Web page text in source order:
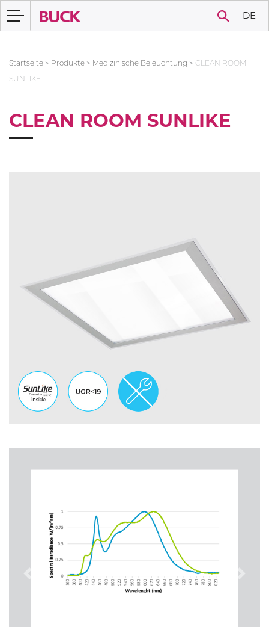
DE
Startseite > Produkte > Medizinische Beleuchtung > CLEAN ROOM
SUNLIKE
CLEAN ROOM SUNLIKE
Previous